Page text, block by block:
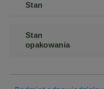
Stan
Stan
opakowania